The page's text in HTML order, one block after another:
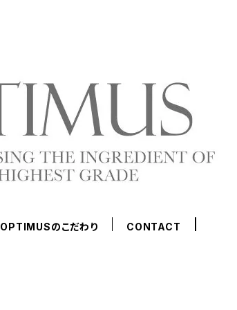
OPTIMUSのこだわり CONTACT